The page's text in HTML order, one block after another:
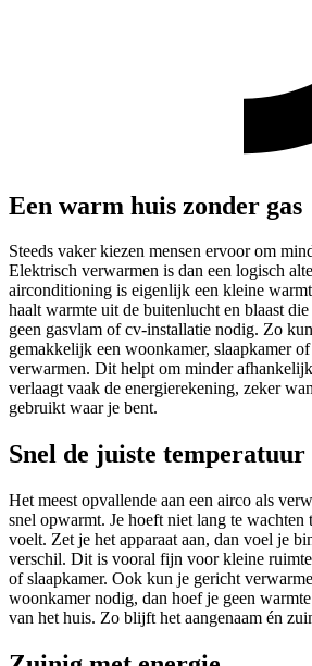
Een warm huis zonder gas
Steeds vaker kiezen mensen ervoor om
Elektrisch verwarmen is dan een logisch
airconditioning is eigenlijk een kleine
haalt warmte uit de buitenlucht en blaast
geen gasvlam of cv-installatie nodig. Zo
gemakkelijk een woonkamer, slaapkamer
verwarmen. Dit helpt om minder
verlaagt vaak de energierekening, zeker
gebruikt waar je bent.
Snel de juiste temperatuur
Het meest opvallende aan een airco als
snel opwarmt. Je hoeft niet lang te wachten
voelt. Zet je het apparaat aan, dan voel je
verschil. Dit is vooral fijn voor kleine
of slaapkamer. Ook kun je gericht
woonkamer nodig, dan hoef je geen
van het huis. Zo blijft het aangenaam én